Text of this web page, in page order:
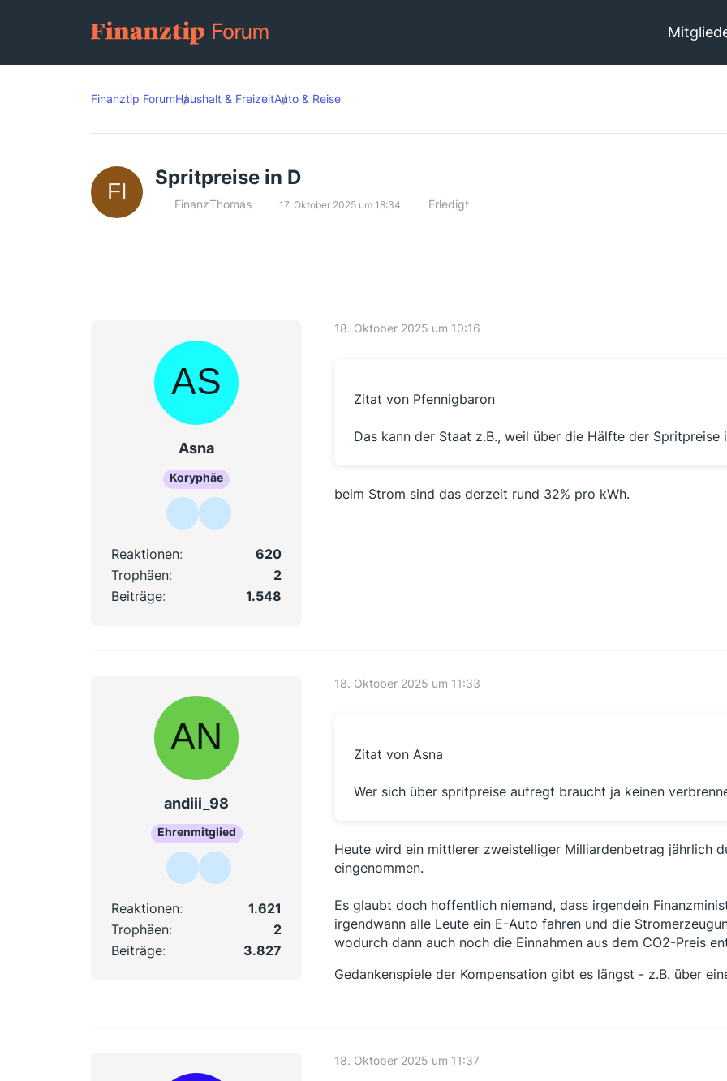
Finanztip ForumHaushalt & FreizeitAuto & Reise
Spritpreise in D
FinanzThomas 17. Oktober 2025 um 18:34 Erledigt
Asna
Koryphäe
Reaktionen
620
Trophäen
2
Beiträge
1.548
18. Oktober 2025 um 10:16
Zitat von Pfennigbaron
Das kann der Staat z.B., weil über die Hälfte der Spritpreise
beim Strom sind das derzeit rund 32% pro kWh.
andiii_98
Ehrenmitglied
Reaktionen
1.621
Trophäen
2
Beiträge
3.827
18. Oktober 2025 um 11:33
Zitat von Asna
Wer sich über spritpreise aufregt braucht ja keinen
Heute wird ein mittlerer zweistelliger Milliardenbetrag jährlich
eingenommen.
Es glaubt doch hoffentlich niemand, dass irgendein
irgendwann alle Leute ein E-Auto fahren und die
wodurch dann auch noch die Einnahmen aus dem CO2-Preis
Gedankenspiele der Kompensation gibt es längst - z.B. über
18. Oktober 2025 um 11:37